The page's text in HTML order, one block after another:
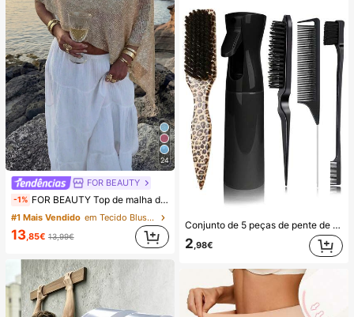
24
FOR BEAUTY
-1% FOR BEAUTY Top de malha de verão para mulher, estilo casual, xale solto liso dourado, estilo boémio, adequado para praia e férias, roupa de resort
#1 Mais Vendido em Tecido Blusas de uso diário que não irritam a p
13,85€ 13,99€
Conjunto de 5 peças de pente de cauda e escova com estampado leopardo, feito de cerdas macias e material ABS, para alisar o cabelo, adequado para cuidados e penteados de cabelo em casa e salão, viagens e desembaraçar
2,98€